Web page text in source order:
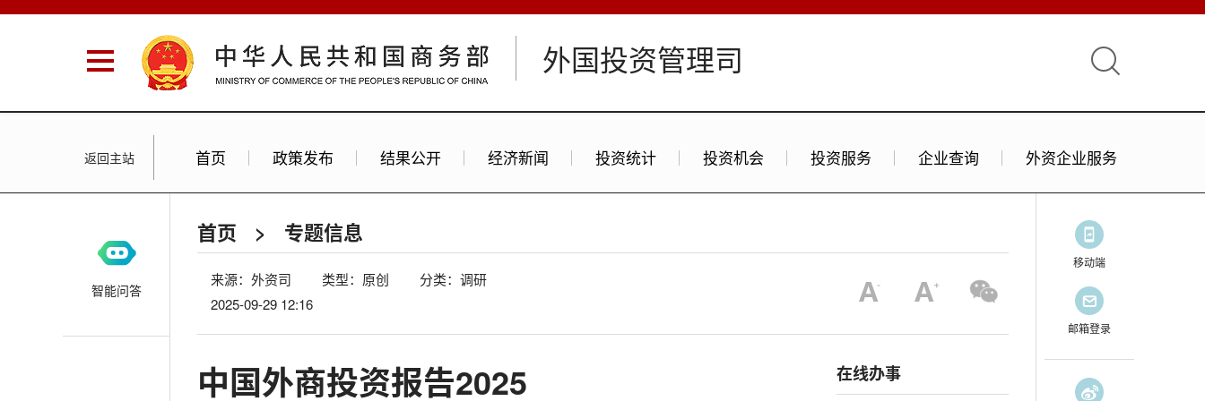
外国投资管理司
返回主站 首页 政策发布 结果公开 经济新闻 投资统计 投资机会 投资服务 企业查询 外资企业服务
首页 > 专题信息
来源：外资司 类型：原创
分类：调研
2025-09-29 12:16
中国外商投资报告2025 在线办事
智能问答
移动端
邮箱登录